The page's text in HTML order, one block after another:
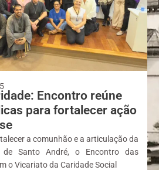
Encontro reúne
para fortalecer ação
a comunhão e a articulação da
de Santo André, o Encontro das
o Vicariato da Caridade Social